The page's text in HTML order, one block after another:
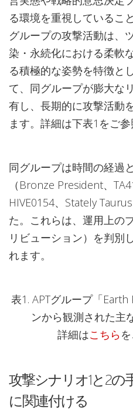
る環境を重視しているこ
グループの攻撃活動は、
染・永続化における柔軟
る積極的な姿勢を特徴と
て、同グループが膨大な
有し、長期的に攻撃活動
ます。詳細は下表1をご参
同グループは時間の経過
（Bronze President、
HIVE0154、Stately
た。これらは、運用上の
リビューション）を判別
れます。
表1. APTグループ「
ンから観測された主
詳細はこちら
攻撃シナリオ1と2の
に関連付ける